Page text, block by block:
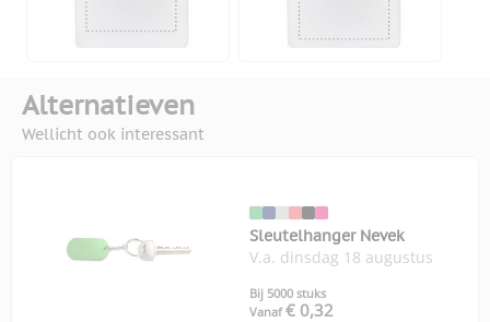
Alternatieven
Wellicht ook interessant
Sleutelhanger Nevek
V.a. dinsdag 18 augustus
Bij 5000 stuks
Vanaf € 0,32